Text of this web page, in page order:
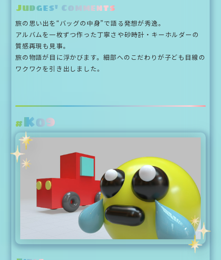
Judges' Comments
旅の思い出を“バッグの中身”で語る発想が秀逸。
アルバムを一枚ずつ作った丁寧さや砂時計・キーホルダーの
質感再現も見事。
旅の物語が目に浮かびます。細部へのこだわりが子ども目線の
ワクワクを引き出しました。
#K09